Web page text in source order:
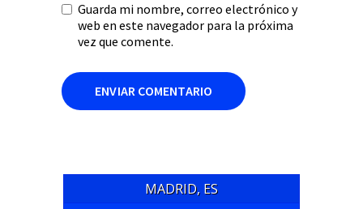
Guarda mi nombre, correo electrónico y
web en este navegador para la próxima
vez que comente.
MADRID, ES